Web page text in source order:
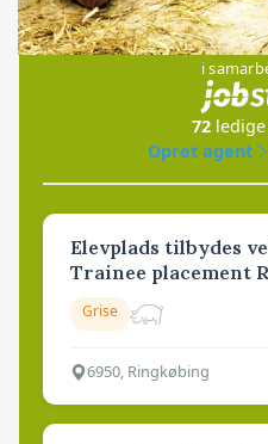
i
72
Opret agent
Elevplads tilbydes
Trainee placement
Grise
6950, Ringkøbing